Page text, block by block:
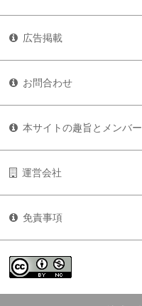
広告掲載
お問合わせ
本サイトの趣旨とメンバー
運営会社
免責事項